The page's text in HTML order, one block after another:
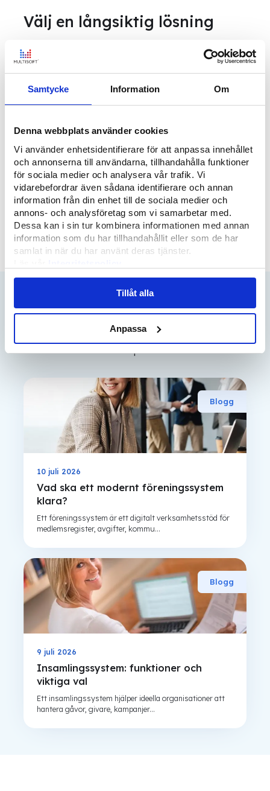
Samtycke Information Om
Denna webbplats använder cookies
Vi använder enhetsidentifierare för att anpassa innehållet
och annonserna till användarna, tillhandahålla funktioner
för sociala medier och analysera vår trafik. Vi
vidarebefordrar även sådana identifierare och annan
information från din enhet till de sociala medier och
annons- och analysföretag som vi samarbetar med.
Dessa kan i sin tur kombinera informationen med annan
information som du har tillhandahållit eller som de har
samlat in när du har använt deras tjänster.
Läs mer om våraCookies
Tillåt alla
Anpassa
Välj en långsiktig lösning
en anpassad systemlösning som möter era
krav och kan vidareutvecklas och
underhållas med tiden. I detta blogginlägg
gick vi igenom grunderna – det finns såklart
hum om hur projekthantering bör gå till
och vilka möjligheter som finns är det dags
för er att börja tänka på nästa steg. Läs
vidare om olika systemfunktioner för
projekthantering eller kontakta oss så
berättar vi mer.
Relaterade inlägg
Läs fler blogginlägg och guider i vår
kunskapsbank.
Blogg
10 juli 2026
Vad ska ett modernt föreningssystem
klara?
Ett föreningssystem är ett digitalt verksamhetsstöd för
medlemsregister, avgifter, kommu...
Blogg
9 juli 2026
Insamlingssystem: funktioner och
viktiga val
Ett insamlingssystem hjälper ideella organisationer att
hantera gåvor, givare, kampanjer...